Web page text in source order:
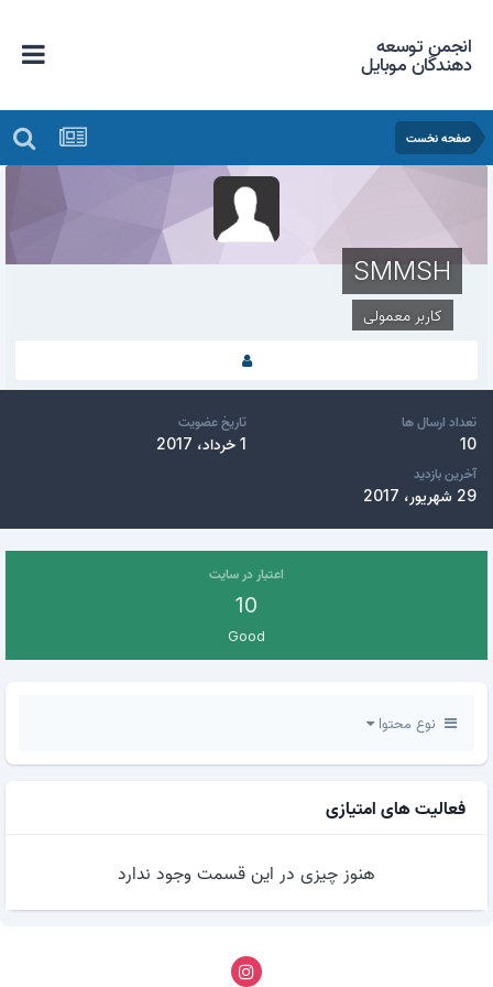
انجمن توسعه
دهندگان موبایل
صفحه نخست
SMMSH
کاربر معمولی
تعداد ارسال ها
10
تاریخ عضویت
آخرین بازدید
29 شهریور، 2017
اعتبار در سایت
10
Good
نوع محتوا
فعالیت های امتیازی
هنوز چیزی در این قسمت وجود ندارد